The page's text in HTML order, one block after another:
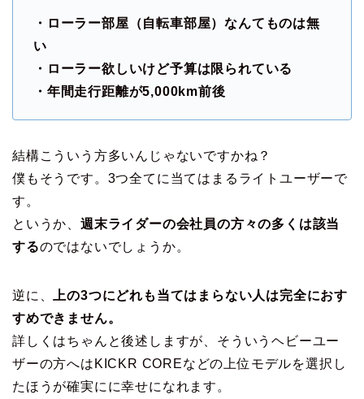
・ローラー部屋（自転車部屋）なんてものは無
い
・ローラー欲しいけど予算は限られている
・年間走行距離が5,000km前後
結構こういう方多いんじゃないですかね？
僕もそうです。3つ全てに当てはまるライトユーザーで
す。
というか、 週末ライダーの会社員の方々の多くは該当
するのではないでしょうか。
逆に、
上の3つにどれも当てはまらない人は完全におす
すめできません。
詳しくはちゃんと後述しますが、そういうヘビーユー
ザーの方へはKICKR COREなどの上位モデルを選択し
たほうが確実にに幸せになれます。